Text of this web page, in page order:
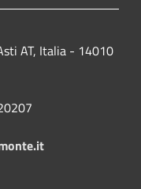
AT, Italia - 14010